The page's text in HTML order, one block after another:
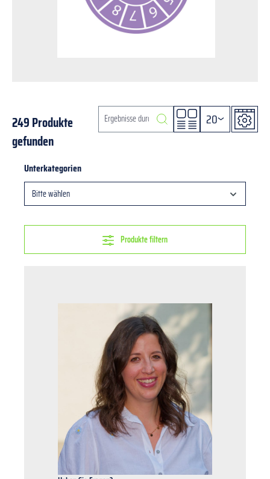
249 Produkte
gefunden
20
Unterkategorien
Bitte wählen
Produkte filtern